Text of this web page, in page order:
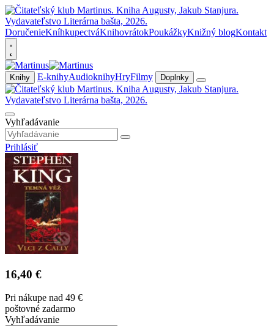
DoručenieKníhkupectváKnihovrátokPoukážkyKnižný blogKontakt
Knihy E-knihyAudioknihyHryFilmy Doplnky
Vyhľadávanie
Prihlásiť
16,40 €
Pri nákupe nad 49 €
poštovné zadarmo
Vyhľadávanie